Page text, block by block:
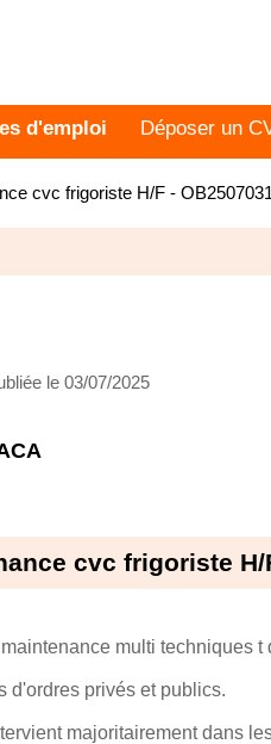
d'emploi Déposer un
cvc frigoriste H/F -
le 03/07/2025
cvc frigoriste H/
multi techniques t
d'ordres privés et publics.
majoritairement dans